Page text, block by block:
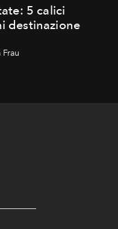
5 calici
destinazione